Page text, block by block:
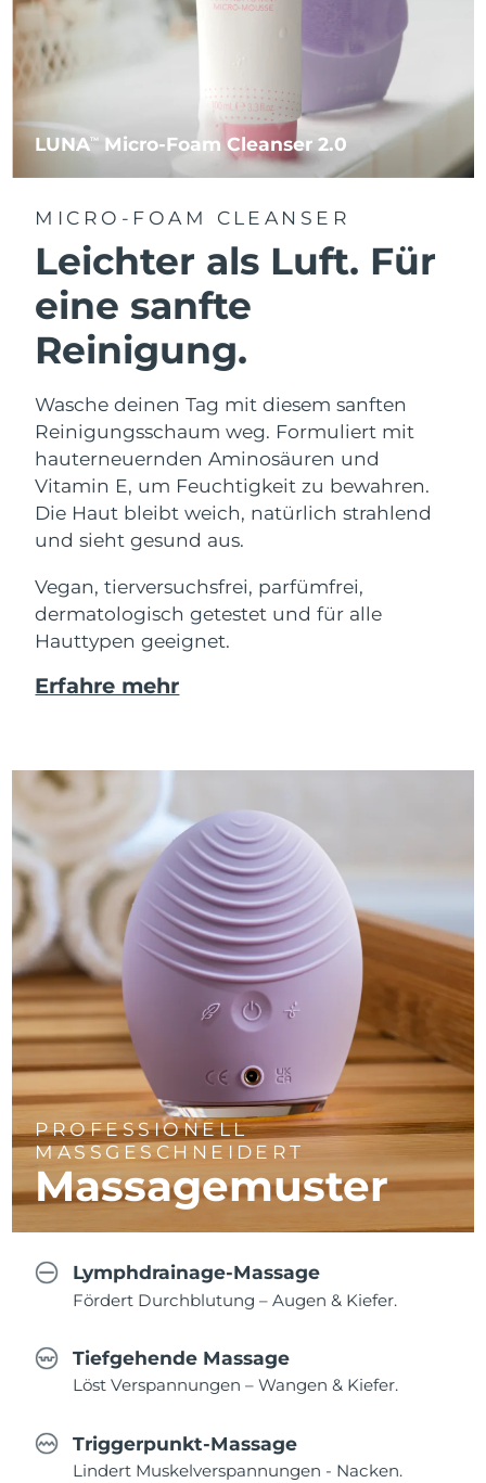
LUNATM Micro-Foam Cleanser 2.0
MICRO-FOAM CLEANSER
Leichter als Luft. Für
eine sanfte
Reinigung.
Wasche deinen Tag mit diesem sanften
Reinigungsschaum weg. Formuliert mit
hauterneuernden Aminosäuren und
Vitamin E, um Feuchtigkeit zu bewahren.
Die Haut bleibt weich, natürlich strahlend
und sieht gesund aus.
Vegan, tierversuchsfrei, parfümfrei,
dermatologisch getestet und für alle
Hauttypen geeignet.
Erfahre mehr
PROFESSIONELL
MASSGESCHNEIDERT
Massagemuster
Lymphdrainage-Massage
Fördert Durchblutung – Augen & Kiefer.
Tiefgehende Massage
Löst Verspannungen – Wangen & Kiefer.
Triggerpunkt-Massage
Lindert Muskelverspannungen - Nacken.